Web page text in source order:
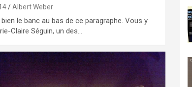
Albert Weber
le banc au bas de ce paragraphe. Vous y
Claire Séguin, un des…